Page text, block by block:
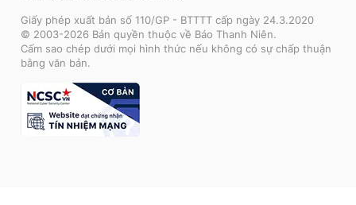
Giấy phép xuất bản số 110/GP - BTTTT cấp ngày 24.3.2020
© 2003-2026 Bản quyền thuộc về Báo Thanh Niên.
Cấm sao chép dưới mọi hình thức nếu không có sự chấp thuận
bằng văn bản.